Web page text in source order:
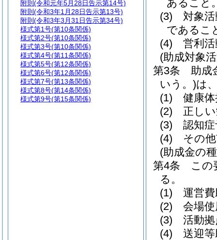
あること
(3)
対象
であるこ
(4)
営利
(助成対象
第3条
助成
いう。)は
(1)
健康
(2)
正し
(3)
認知
(4)
その
(助成金の
第4条
この
る。
(1)
運営
(2)
会場
(3)
活動
(4)
送迎
附則 (令和元年5月28日告示第14号)
附則 (令和3年1月28日告示第13号)
附則 (令和3年3月31日告示第34号)
様式第1号(第10条関係)
様式第2号(第10条関係)
様式第3号(第10条関係)
様式第4号(第11条関係)
様式第5号(第12条関係)
様式第6号(第12条関係)
様式第7号(第13条関係)
様式第8号(第14条関係)
様式第9号(第15条関係)